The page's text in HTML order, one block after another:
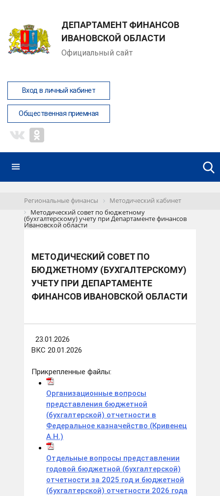
ДЕПАРТАМЕНТ ФИНАНСОВ
ИВАНОВСКОЙ ОБЛАСТИ
Официальный сайт
Вход в личный кабинет
Общественная приемная
Региональные финансы
Методический кабинет
Методический совет по бюджетному
(бухгалтерскому) учету при Департаменте финансов
Ивановской области
МЕТОДИЧЕСКИЙ СОВЕТ ПО
БЮДЖЕТНОМУ (БУХГАЛТЕРСКОМУ)
УЧЕТУ ПРИ ДЕПАРТАМЕНТЕ
ФИНАНСОВ ИВАНОВСКОЙ ОБЛАСТИ
23.01.2026
ВКС 20.01.2026
Прикрепленные файлы:
Организационные вопросы
представления бюджетной
(бухгалтерской) отчетности в
Федеральное казначейство (Кривенец
А.Н.)
Отдельные вопросы представлении
годовой бюджетной (бухгалтерской)
отчетности за 2025 год и бюджетной
(бухгалтерской) отчетности 2026 года